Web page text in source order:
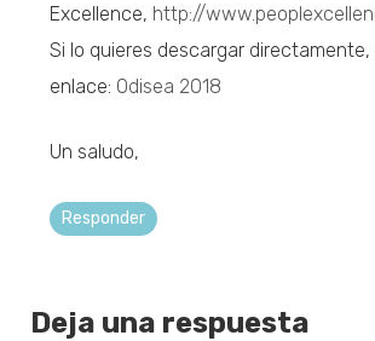
Excellence, http://
Si lo quieres descargar directamente,
enlace: Odisea 2018
Un saludo,
Responder
Deja una respuesta